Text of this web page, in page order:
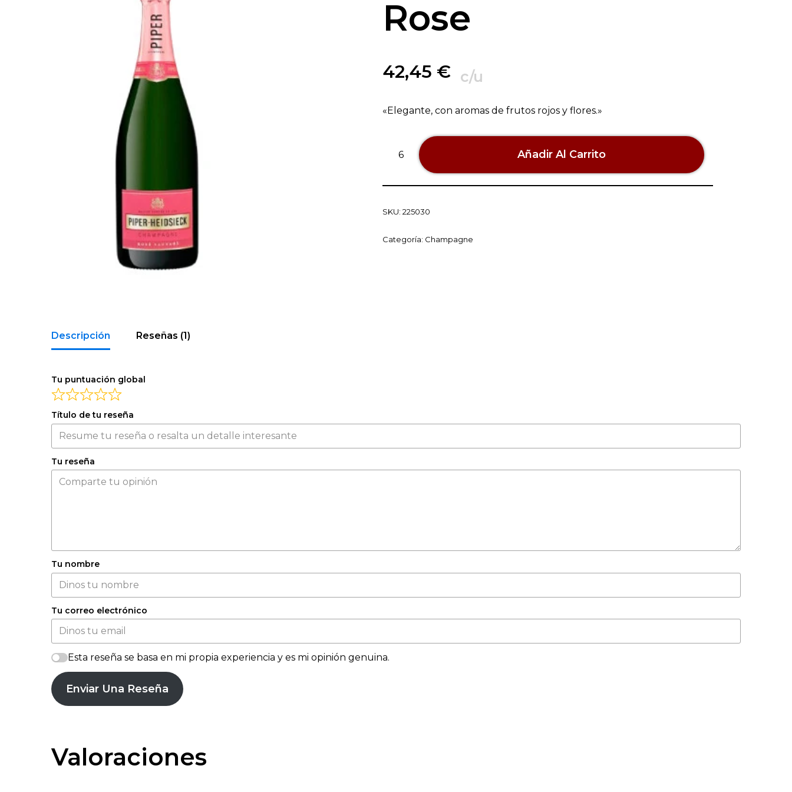
Rose
42,45 € c/u
«Elegante, con aromas de frutos rojos y flores.»
Añadir Al Carrito
SKU: 225030
Categoría: Champagne
Descripción Reseñas (1)
Tu puntuación global
Título de tu reseña
Tu reseña
Tu nombre
Tu correo electrónico
Esta reseña se basa en mi propia experiencia y es mi opinión genuina.
Enviar Una Reseña
Valoraciones